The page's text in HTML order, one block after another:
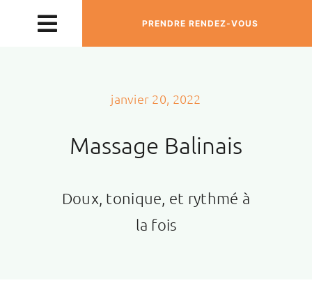
Passer
Toggle
PRENDRE RENDEZ-VOUS
janvier 20, 2022
Massage Balinais
Doux, tonique, et rythmé à
la fois